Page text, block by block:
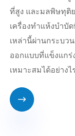
ที่สูง และมลพิษทุติ
เครื่องทำแห้งบำบั
เหล่านี้ผ่านกระบว
ออกแบบที่แข็งแกร่
เหมาะสมได้อย่างไ
